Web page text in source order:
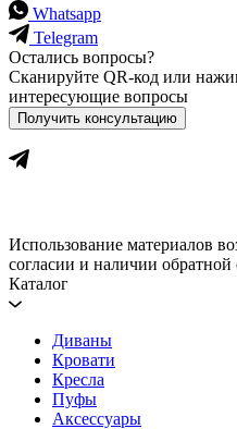
Whatsapp
Telegram
Остались вопросы?
Сканируйте QR-код или
интересующие вопросы
Получить консультацию
Использование материалов
согласии и наличии обратной
Каталог
Диваны
Кровати
Кресла
Пуфы
Аксессуары